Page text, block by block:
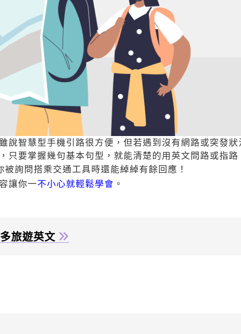
說智慧型手機引路很方便，但若遇到沒有網路或突發狀
只要掌握幾句基本句型，就能清楚的用英文問路或指路
被詢問搭乘交通工具時還能綽綽有餘回應！
讓你一不小心就輕鬆學會 。
旅遊英文